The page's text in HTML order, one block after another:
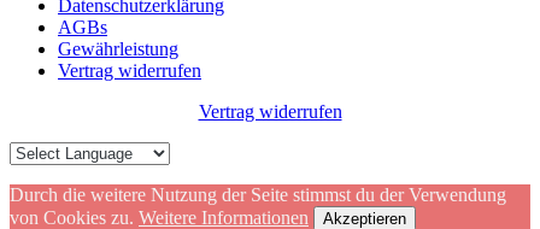
Datenschutzerklärung
AGBs
Gewährleistung
Vertrag widerrufen
Vertrag widerrufen
Durch die weitere Nutzung der Seite stimmst du der Verwendung
von Cookies zu. Weitere Informationen Akzeptieren